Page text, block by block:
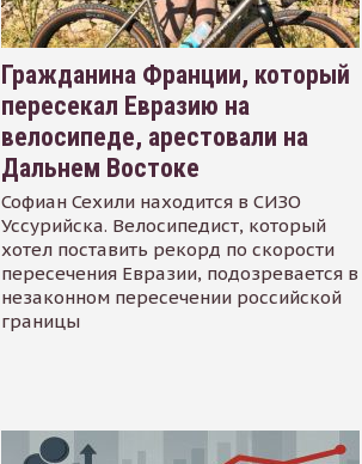
Гражданина Франции, который
пересекал Евразию на
велосипеде, арестовали на
Дальнем Востоке
Софиан Сехили находится в СИЗО
Уссурийска. Велосипедист, который
хотел поставить рекорд по скорости
пересечения Евразии, подозревается в
незаконном пересечении российской
границы